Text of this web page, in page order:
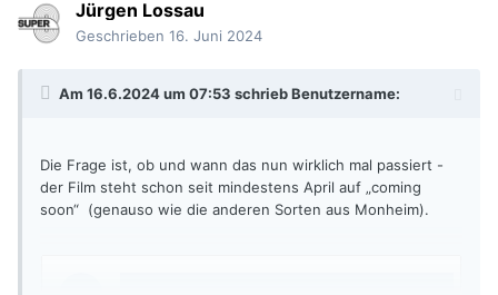
Jürgen Lossau
Geschrieben 16. Juni 2024
Am 16.6.2024 um 07:53 schriebBenutzername:
Die Frage ist, ob und wann das nun wirklich mal passiert -
der Film steht schon seit mindestens April auf „coming
soon“ (genauso wie die anderen Sorten aus Monheim).